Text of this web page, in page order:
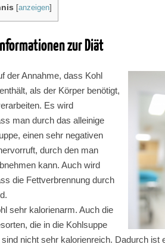
[anzeigen]
zur Diät
der Annahme, dass Kohl
als der Körper benötigt,
Es wird
man durch das alleinige
einen sehr negativen
durch den man
kann. Auch wird
die Fettverbrennung durch
sehr kalorienarm. Auch die
die in die Kohlsuppe
nicht sehr kalorienreich. Dadurch ist